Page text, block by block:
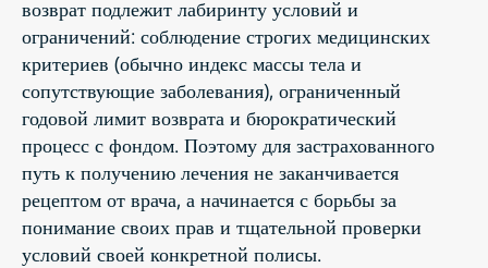
возврат подлежит лабиринту условий и
ограничений: соблюдение строгих медицинских
критериев (обычно индекс массы тела и
сопутствующие заболевания), ограниченный
годовой лимит возврата и бюрократический
процесс с фондом. Поэтому для застрахованного
путь к получению лечения не заканчивается
рецептом от врача, а начинается с борьбы за
понимание своих прав и тщательной проверки
условий своей конкретной полисы.